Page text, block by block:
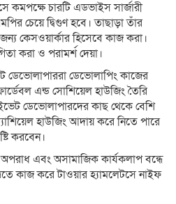
কমপক্ষে চারটি এডভাইস সার্জারী
চেয়ে দ্বিগুণ হবে। তাছাড়া তাঁর
জন্য কেসওয়ার্কার হিসেবে কাজ করা।
করা ও পরামর্শ দেয়া।
ডেভোলাপাররা ডেভোলাপিং কাজের
এন্ড সোশিয়েল হাউজিং তৈরি
ডেভোলাপারদের কাছ থেকে বেশি
হাউজিং আদায় করে নিতে পারে
করবেন।
এবং অসামাজিক কার্যকলাপ বন্ধে
কাজ করে টাওয়ার হ্যামলেটসে নাইফ